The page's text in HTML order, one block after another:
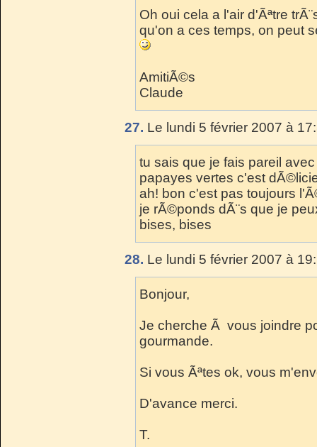
Oh oui cela a l'air d'Ãªtre
qu'on a ces temps, on peut
AmitiÃ©s
Claude
27. Le lundi 5 février 2007 à
tu sais que je fais pareil
papayes vertes c'est
ah! bon c'est pas toujours
je rÃ©ponds dÃ¨s que je
bises, bises
28. Le lundi 5 février 2007 à
Bonjour,
Je cherche Ã vous joindre
gourmande.
Si vous Ãªtes ok, vous
D'avance merci.
T.